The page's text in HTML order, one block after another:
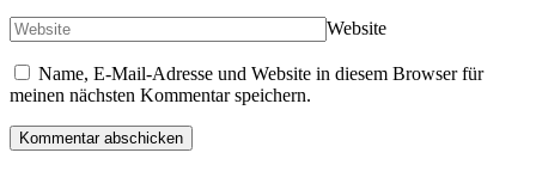
Website
Name, E-Mail-Adresse und Website in diesem Browser für
meinen nächsten Kommentar speichern.